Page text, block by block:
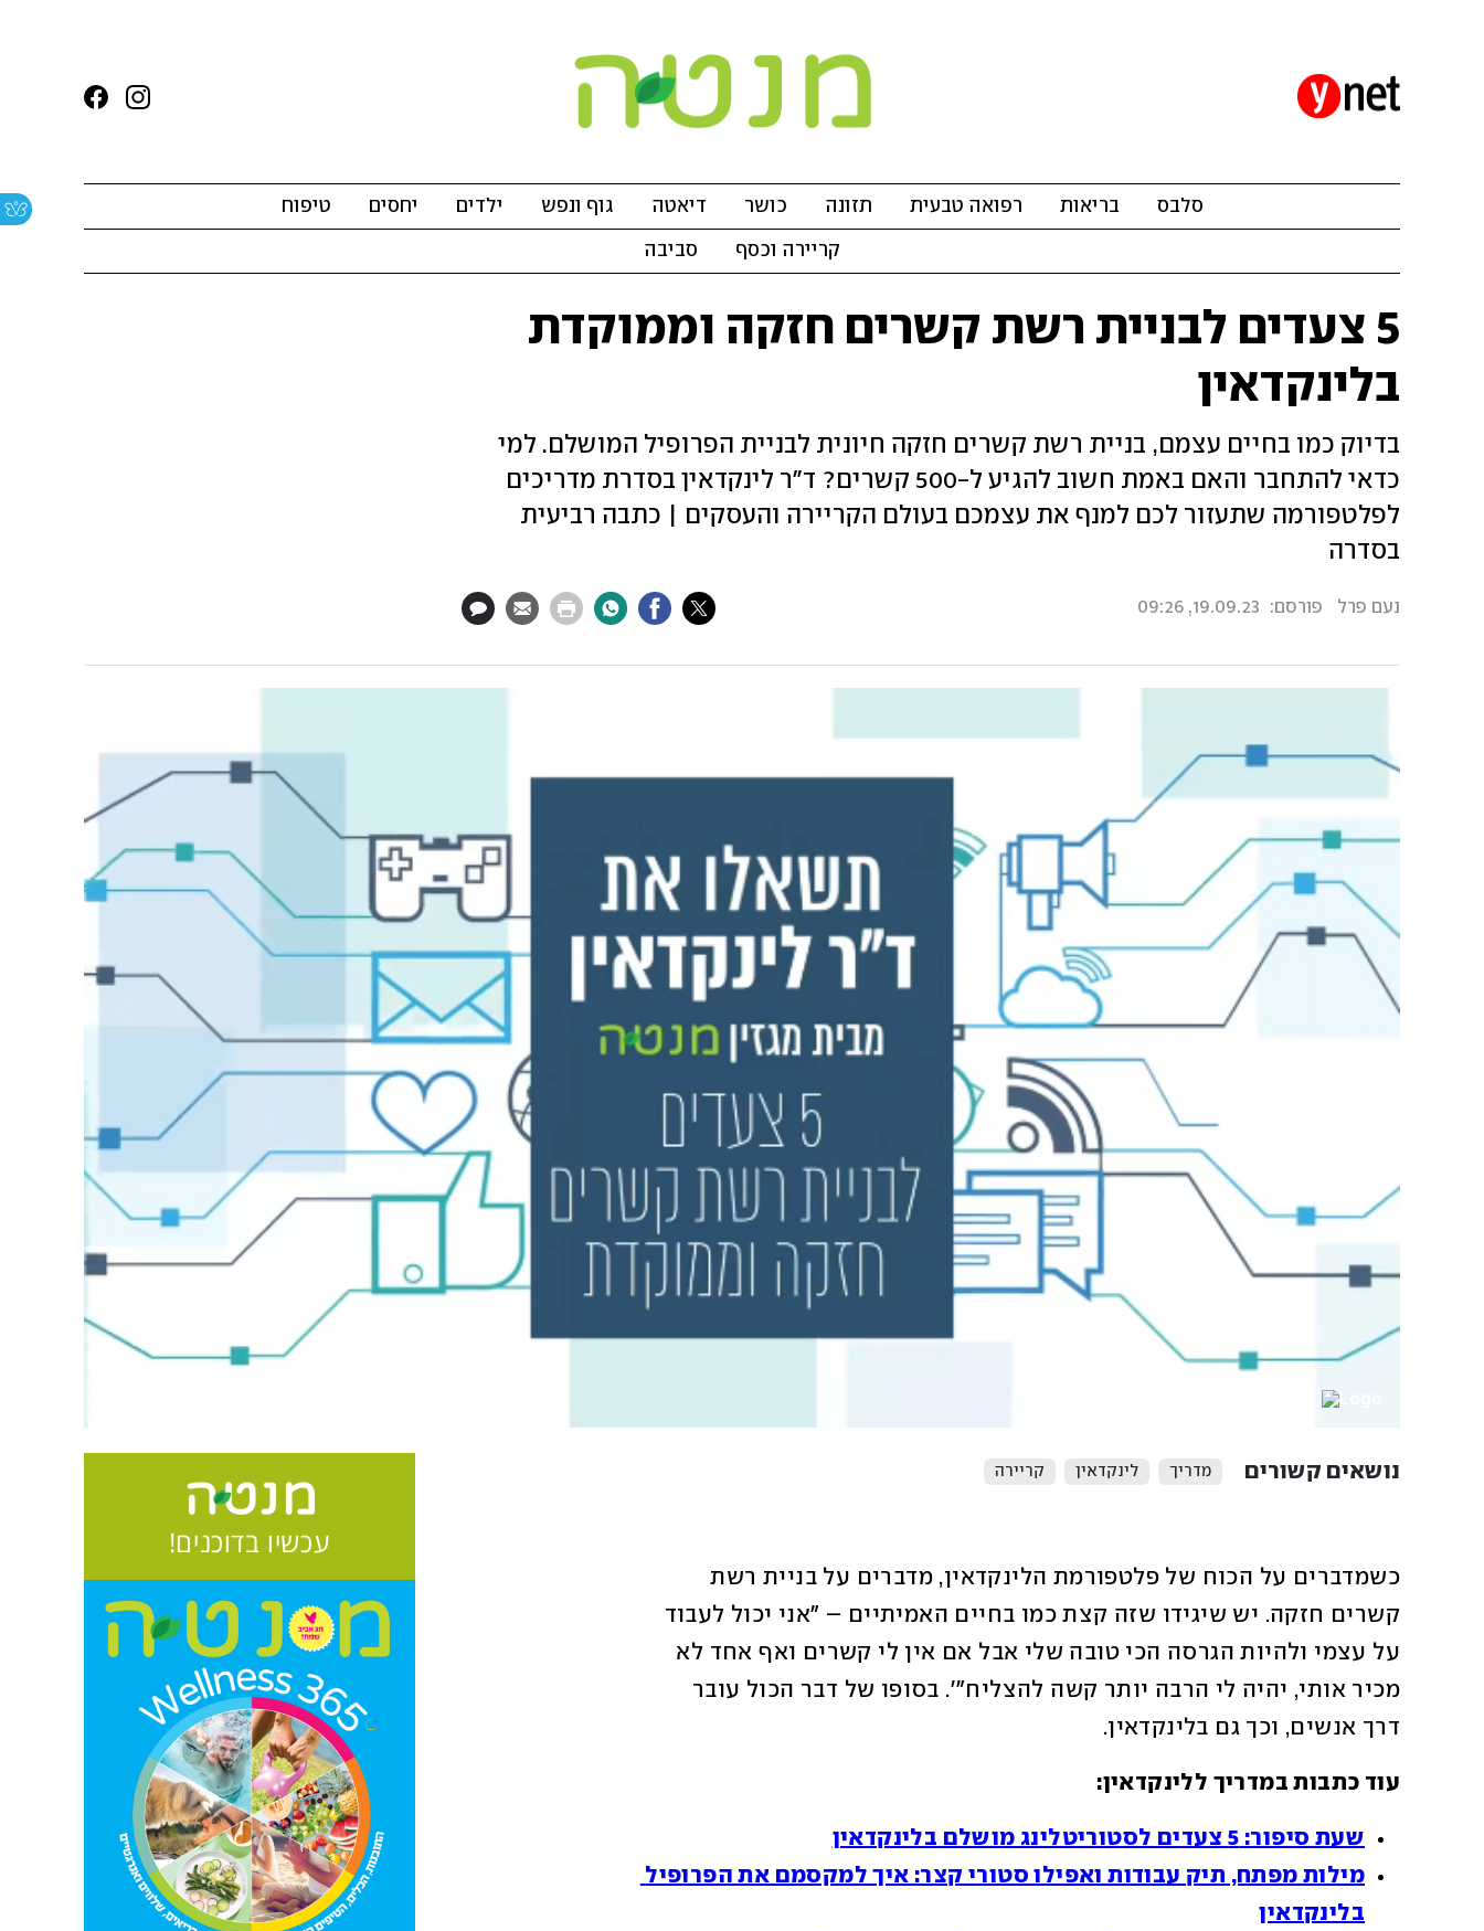
סלבס בריאות רפואה טבעית תזונה כושר דיאטה גוף ונפש ילדים יחסים טיפוח
קריירה וכסף סביבה
5 צעדים לבניית רשת קשרים חזקה וממוקדת
בלינקדאין
בדיוק כמו בחיים עצמם, בניית רשת קשרים חזקה חיונית לבניית הפרופיל המושלם. למי
כדאי להתחבר והאם באמת חשוב להגיע ל-500 קשרים? ד"ר לינקדאין בסדרת מדריכים
לפלטפורמה שתעזור לכם למנף את עצמכם בעולם הקריירה והעסקים | כתבה רביעית
בסדרה
נעם פרל פורסם: 19.09.23, 09:26
נושאים קשורים מדריך לינקדאין קריירה
כשמדברים על הכוח של פלטפורמת הלינקדאין, מדברים על בניית רשת
דרך אנשים, וכך גם בלינקדאין.
עוד כתבות במדריך ללינקדאין:
שעת סיפור: 5 צעדים לסטוריטלינג מושלם בלינקדאין
בלינקדאין